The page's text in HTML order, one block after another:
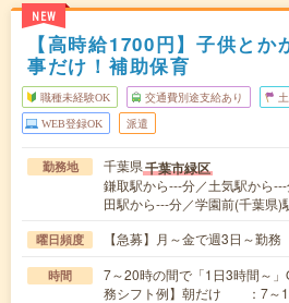
NEW
【高時給1700円】子供と
事だけ！補助保育
職種未経験OK 交通費別途支給あり
WEB登録OK 派遣
勤務地 千葉県千葉市緑区
鎌取駅から---分／土気駅から
田駅から---分／学園前(千葉県)
曜日頻度 【急募】月～金で週3日～勤務
時間
7～20時の間で「1日3時間～
務シフト例】朝だけ ：7～